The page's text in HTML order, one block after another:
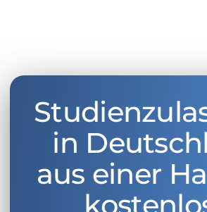
in
aus einer